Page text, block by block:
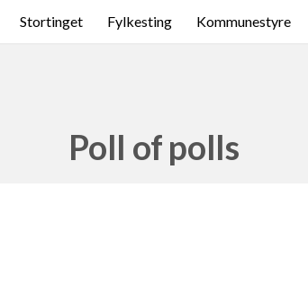
Stortinget Fylkesting Kommunestyre
Poll of polls